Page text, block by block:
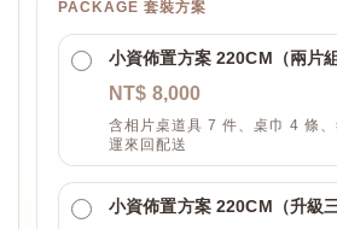
PACKAGE 套裝方案
小資佈置方案 220CM（兩片組
NT$ 8,000
含相片桌道具 7 件、桌巾 4 條
運來回配送
小資佈置方案 220CM（升級三